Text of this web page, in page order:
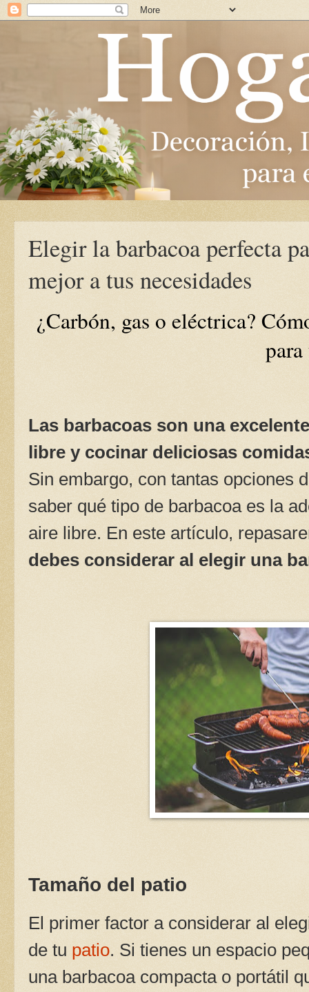
Elegir la barbacoa perfecta
mejor a tus necesidades
¿Carbón, gas o eléctrica?
Las barbacoas son una
libre y cocinar deliciosas
Sin embargo, con tantas opciones
saber qué tipo de barbacoa es la
aire libre. En este artículo,
debes considerar al elegir una
Tamaño del patio
El primer factor a considerar al
de tu patio. Si tienes un espacio
una barbacoa compacta o portátil